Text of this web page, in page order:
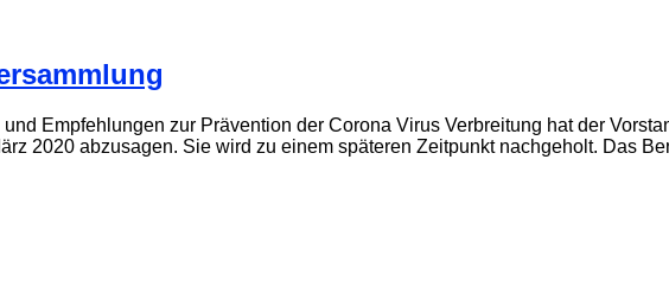
Empfehlungen zur Prävention der Corona Virus Verbreitung hat der
2020 abzusagen. Sie wird zu einem späteren Zeitpunkt nachgeholt. Das